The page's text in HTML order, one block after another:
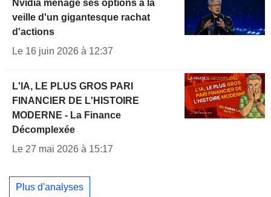
Nvidia ménage ses options à la
veille d'un gigantesque rachat
d'actions
Le 16 juin 2026 à 12:37
L'IA, LE PLUS GROS PARI
FINANCIER DE L'HISTOIRE
MODERNE - La Finance
Décomplexée
Le 27 mai 2026 à 15:17
Plus d'analyses